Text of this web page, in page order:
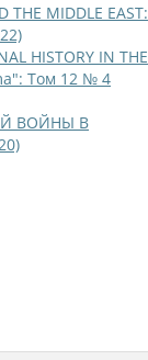
THE MIDDLE EAST:
HISTORY IN THE
Том 12 № 4
ВОЙНЫ В